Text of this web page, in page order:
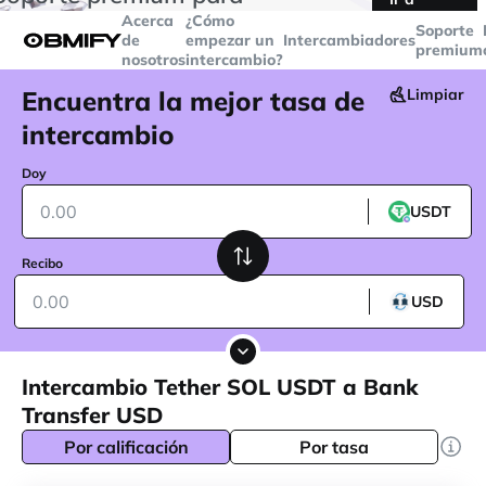
superiores a
Acerca
de
nosotros
¿Cómo
empezar un
intercambio?
IntercambiadoresSoporte
premium
Encuentra la mejor tasa de
intercambio
Limpiar
Doy
USDT
Recibo
USD
Intercambio Tether SOL USDT a Bank
Transfer USD
Por calificación Por tasa